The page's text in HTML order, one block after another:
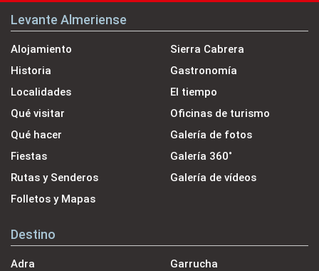
Levante Almeriense
Alojamiento
Historia
Localidades
Qué visitar
Qué hacer
Fiestas
Rutas y Senderos
Folletos y Mapas
Sierra Cabrera
Gastronomía
El tiempo
Oficinas de turismo
Galería de fotos
Galería 360˚
Galería de vídeos
Destino
Adra
Garrucha